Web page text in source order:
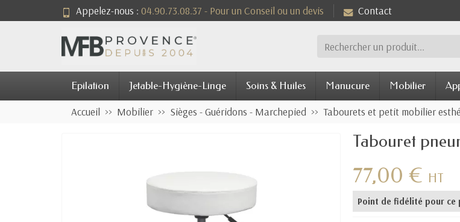
Appelez-nous : 04.90.73.08.37 - Pour un Conseil ou un devis Contact
Epilation Jetable-Hygiène-Linge Soins & Huiles Manucure Mobilier
Accueil Mobilier Sièges - Guéridons - Marchepied Tabourets et petit mobilier
Tabouret
77,00 € HT
Point de fidélité pour ce